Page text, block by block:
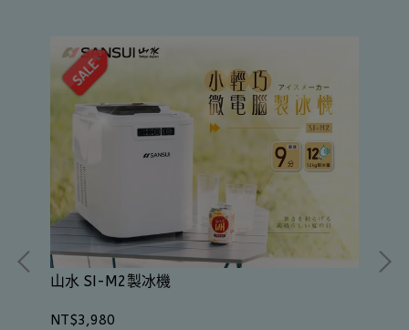
山水 SI-M2製冰機
NT$3,980